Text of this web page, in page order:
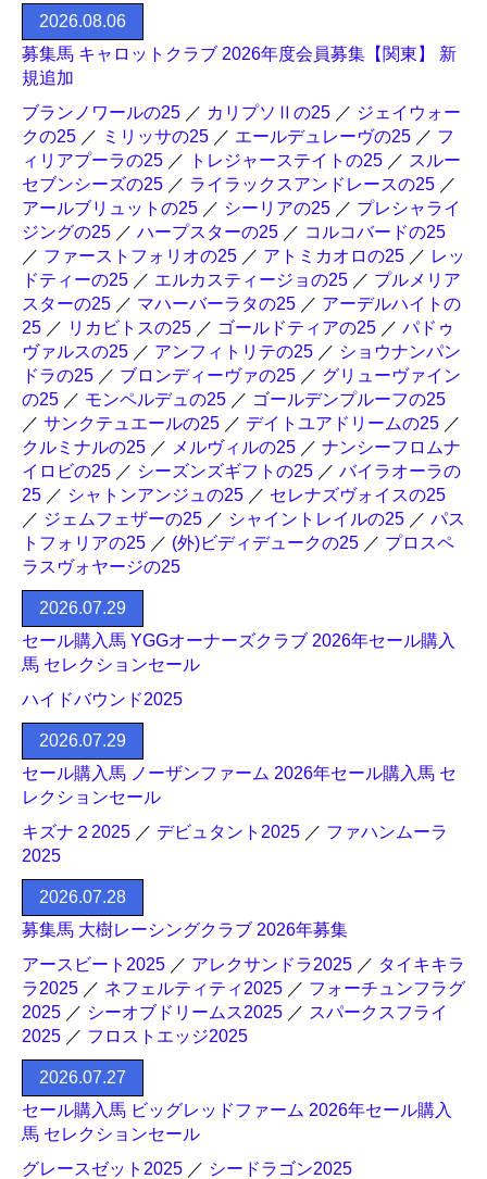
2026.08.06
募集馬 キャロットクラブ 2026年度会員募集【関東】 新
規追加
ブランノワールの25 ／ カリプソⅡの25 ／ ジェイウォー
クの25 ／ ミリッサの25 ／ エールデュレーヴの25 ／ フ
ィリアプーラの25 ／ トレジャーステイトの25 ／ スルー
セブンシーズの25 ／ ライラックスアンドレースの25 ／
アールブリュットの25 ／ シーリアの25 ／ プレシャライ
ジングの25 ／ ハープスターの25 ／ コルコバードの25
／ ファーストフォリオの25 ／ アトミカオロの25 ／ レッ
ドティーの25 ／ エルカスティージョの25 ／ プルメリア
スターの25 ／ マハーバーラタの25 ／ アーデルハイトの
25 ／ リカビトスの25 ／ ゴールドティアの25 ／ パドゥ
ヴァルスの25 ／ アンフィトリテの25 ／ ショウナンパン
ドラの25 ／ ブロンディーヴァの25 ／ グリューヴァイン
の25 ／ モンペルデュの25 ／ ゴールデンプルーフの25
／ サンクテュエールの25 ／ デイトユアドリームの25 ／
クルミナルの25 ／ メルヴィルの25 ／ ナンシーフロムナ
イロビの25 ／ シーズンズギフトの25 ／ バイラオーラの
25 ／ シャトンアンジュの25 ／ セレナズヴォイスの25
／ ジェムフェザーの25 ／ シャイントレイルの25 ／ パス
トフォリアの25 ／ (外)ビディデュークの25 ／ プロスペ
ラスヴォヤージの25
2026.07.29
セール購入馬 YGGオーナーズクラブ 2026年セール購入
馬 セレクションセール
ハイドバウンド2025
2026.07.29
セール購入馬 ノーザンファーム 2026年セール購入馬 セ
レクションセール
キズナ２2025 ／ デビュタント2025 ／ ファハンムーラ
2025
2026.07.28
募集馬 大樹レーシングクラブ 2026年募集
アースビート2025 ／ アレクサンドラ2025 ／ タイキキラ
ラ2025 ／ ネフェルティティ2025 ／ フォーチュンフラグ
2025 ／ シーオブドリームス2025 ／ スパークスフライ
2025 ／ フロストエッジ2025
2026.07.27
セール購入馬 ビッグレッドファーム 2026年セール購入
馬 セレクションセール
グレースゼット2025 ／ シードラゴン2025